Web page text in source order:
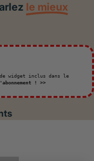
le mieux
widget inclus dans le
! >>